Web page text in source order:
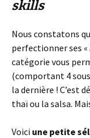
skills
Nous constatons
perfectionner ses «
catégorie vous
(comportant 4
la dernière ! C’est
thaï ou la salsa.
Voici une petite